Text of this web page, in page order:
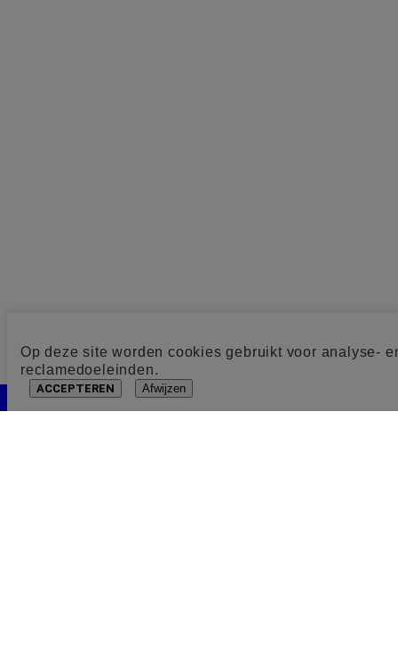
Op deze site worden cookies gebruikt voor analyse-
reclamedoeleinden.
ACCEPTEREN Afwijzen
Cookie toestemming